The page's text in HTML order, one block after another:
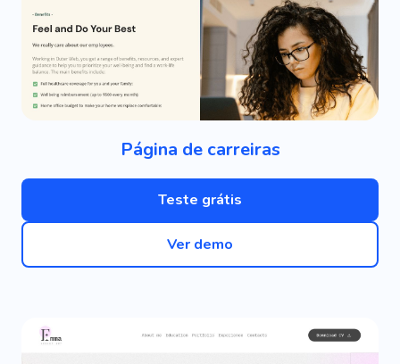
Página de carreiras
Teste grátis
Ver demo